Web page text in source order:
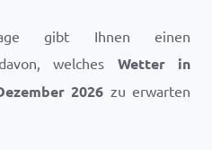
gibt Ihnen einen
welches Wetter in
2026 zu erwarten